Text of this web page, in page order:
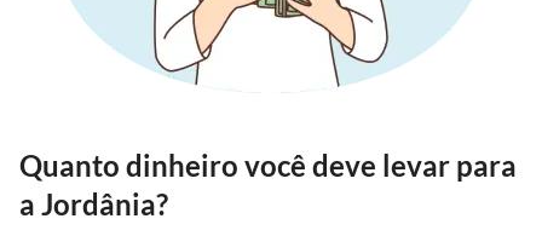
Quanto dinheiro você deve levar para
a Jordânia?